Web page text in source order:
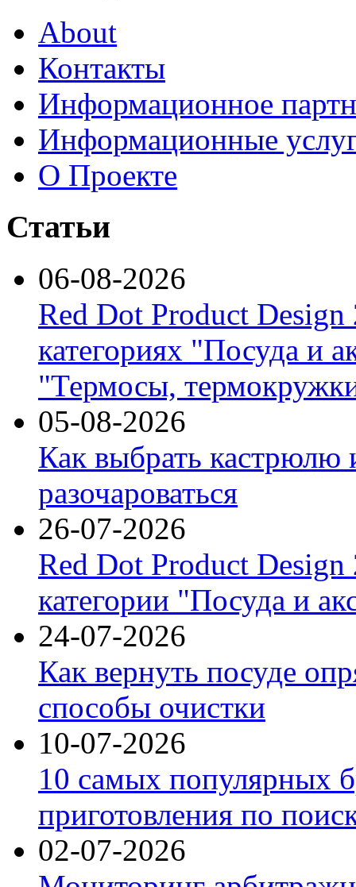
About
Контакты
Информационное
Информационные
О Проекте
Статьи
06-08-2026
Red Dot Product Design
категориях "Посуда и
"Термосы,
05-08-2026
Как выбрать кастрюлю
разочароваться
26-07-2026
Red Dot Product Design
категории "Посуда и
24-07-2026
Как вернуть посуде
способы очистки
10-07-2026
10 самых популярных
приготовления по
02-07-2026